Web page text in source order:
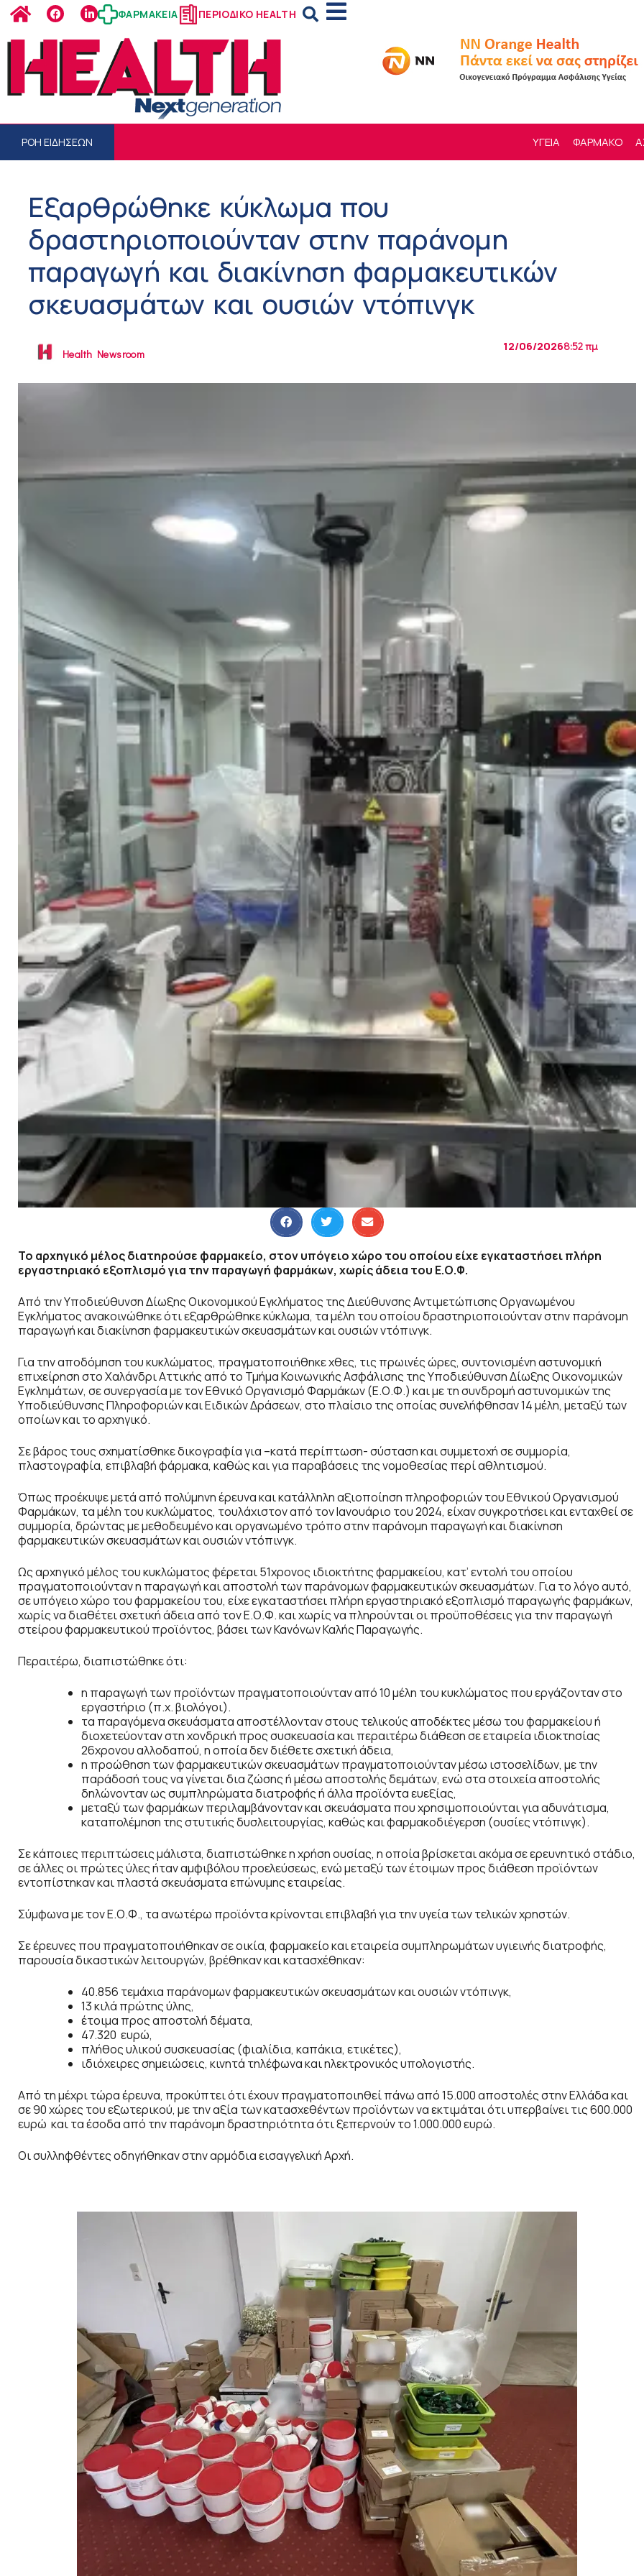
ΦΑΡΜΑΚΕΙΑ ΠΕΡΙΟΔΙΚΟ HEALTH
ΡΟΗ ΕΙΔΗΣΕΩΝ ΥΓΕΙΑ ΦΑΡΜΑΚΟ
Εξαρθρώθηκε κύκλωμα που
δραστηριοποιούνταν στην παράνομη
παραγωγή και διακίνηση φαρμακευτικών
σκευασμάτων και ουσιών ντόπινγκ
Health Newsroom
12/06/20268:52 πμ
Το αρχηγικό μέλος διατηρούσε φαρμακείο, στον υπόγειο χώρο του οποίου είχε εγκαταστήσει πλήρη
εργαστηριακό εξοπλισμό για την παραγωγή φαρμάκων, χωρίς άδεια του Ε.Ο.Φ.
Από την Υποδιεύθυνση Δίωξης Οικονομικού Εγκλήματος της Διεύθυνσης Αντιμετώπισης Οργανωμένου
Εγκλήματος ανακοινώθηκε ότι εξαρθρώθηκε κύκλωμα, τα μέλη του οποίου δραστηριοποιούνταν στην παράνομη
παραγωγή και διακίνηση φαρμακευτικών σκευασμάτων και ουσιών ντόπινγκ.
Για την αποδόμηση του κυκλώματος, πραγματοποιήθηκε χθες, τις πρωινές ώρες, συντονισμένη αστυνομική
επιχείρηση στο Χαλάνδρι Αττικής από το Τμήμα Κοινωνικής Ασφάλισης της Υποδιεύθυνση Δίωξης Οικονομικών
Εγκλημάτων, σε συνεργασία με τον Εθνικό Οργανισμό Φαρμάκων (Ε.Ο.Φ.) και με τη συνδρομή αστυνομικών της
Υποδιεύθυνσης Πληροφοριών και Ειδικών Δράσεων, στο πλαίσιο της οποίας συνελήφθησαν 14 μέλη, μεταξύ των
οποίων και το αρχηγικό.
Σε βάρος τους σχηματίσθηκε δικογραφία για –κατά περίπτωση- σύσταση και συμμετοχή σε συμμορία,
πλαστογραφία, επιβλαβή φάρμακα, καθώς και για παραβάσεις της νομοθεσίας περί αθλητισμού.
Όπως προέκυψε μετά από πολύμηνη έρευνα και κατάλληλη αξιοποίηση πληροφοριών του Εθνικού Οργανισμού
Φαρμάκων, τα μέλη του κυκλώματος, τουλάχιστον από τον Ιανουάριο του 2024, είχαν συγκροτήσει και ενταχθεί σε
συμμορία, δρώντας με μεθοδευμένο και οργανωμένο τρόπο στην παράνομη παραγωγή και διακίνηση
φαρμακευτικών σκευασμάτων και ουσιών ντόπινγκ.
Ως αρχηγικό μέλος του κυκλώματος φέρεται 51χρονος ιδιοκτήτης φαρμακείου, κατ’ εντολή του οποίου
πραγματοποιούνταν η παραγωγή και αποστολή των παράνομων φαρμακευτικών σκευασμάτων. Για το λόγο αυτό,
σε υπόγειο χώρο του φαρμακείου του, είχε εγκαταστήσει πλήρη εργαστηριακό εξοπλισμό παραγωγής φαρμάκων,
χωρίς να διαθέτει σχετική άδεια από τον Ε.Ο.Φ. και χωρίς να πληρούνται οι προϋποθέσεις για την παραγωγή
στείρου φαρμακευτικού προϊόντος, βάσει των Κανόνων Καλής Παραγωγής.
Περαιτέρω, διαπιστώθηκε ότι:
η παραγωγή των προϊόντων πραγματοποιούνταν από 10 μέλη του κυκλώματος που εργάζονταν στο
εργαστήριο (π.χ. βιολόγοι).
τα παραγόμενα σκευάσματα αποστέλλονταν στους τελικούς αποδέκτες μέσω του φαρμακείου ή
διοχετεύονταν στη χονδρική προς συσκευασία και περαιτέρω διάθεση σε εταιρεία ιδιοκτησίας
26χρονου αλλοδαπού, η οποία δεν διέθετε σχετική άδεια,
η προώθηση των φαρμακευτικών σκευασμάτων πραγματοποιούνταν μέσω ιστοσελίδων, με την
παράδοσή τους να γίνεται δια ζώσης ή μέσω αποστολής δεμάτων, ενώ στα στοιχεία αποστολής
δηλώνονταν ως συμπληρώματα διατροφής ή άλλα προϊόντα ευεξίας,
μεταξύ των φαρμάκων περιλαμβάνονταν και σκευάσματα που χρησιμοποιούνται για αδυνάτισμα,
καταπολέμηση της στυτικής δυσλειτουργίας, καθώς και φαρμακοδιέγερση (ουσίες ντόπινγκ).
Σε κάποιες περιπτώσεις μάλιστα, διαπιστώθηκε η χρήση ουσίας, η οποία βρίσκεται ακόμα σε ερευνητικό στάδιο,
σε άλλες οι πρώτες ύλες ήταν αμφιβόλου προελεύσεως, ενώ μεταξύ των έτοιμων προς διάθεση προϊόντων
εντοπίστηκαν και πλαστά σκευάσματα επώνυμης εταιρείας.
Σύμφωνα με τον Ε.Ο.Φ., τα ανωτέρω προϊόντα κρίνονται επιβλαβή για την υγεία των τελικών χρηστών.
Σε έρευνες που πραγματοποιήθηκαν σε οικία, φαρμακείο και εταιρεία συμπληρωμάτων υγιεινής διατροφής,
παρουσία δικαστικών λειτουργών, βρέθηκαν και κατασχέθηκαν:
40.856 τεμάχια παράνομων φαρμακευτικών σκευασμάτων και ουσιών ντόπινγκ,
13 κιλά πρώτης ύλης,
έτοιμα προς αποστολή δέματα,
47.320 ευρώ,
πλήθος υλικού συσκευασίας (φιαλίδια, καπάκια, ετικέτες),
ιδιόχειρες σημειώσεις, κινητά τηλέφωνα και ηλεκτρονικός υπολογιστής.
Από τη μέχρι τώρα έρευνα, προκύπτει ότι έχουν πραγματοποιηθεί πάνω από 15.000 αποστολές στην Ελλάδα και
σε 90 χώρες του εξωτερικού, με την αξία των κατασχεθέντων προϊόντων να εκτιμάται ότι υπερβαίνει τις 600.000
ευρώ και τα έσοδα από την παράνομη δραστηριότητα ότι ξεπερνούν το 1.000.000 ευρώ.
Οι συλληφθέντες οδηγήθηκαν στην αρμόδια εισαγγελική Αρχή.